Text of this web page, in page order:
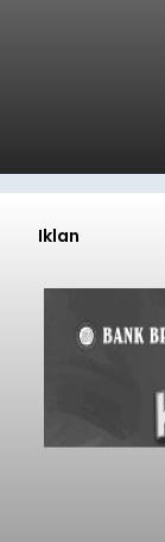
Iklan